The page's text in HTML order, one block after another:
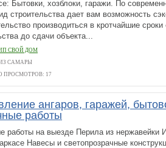
Бытовки, хозблоки, гаражи. По
строительства дает вам возможность
производиться в кротчайшие
до сдачи объекта...
СВОЙ ДОМ
САМАРЫ
ПРОСМОТРОВ: 17
ангаров, гаражей,
работы
работы на выезде Перила из нержавейки
Навесы и светопрозрачные